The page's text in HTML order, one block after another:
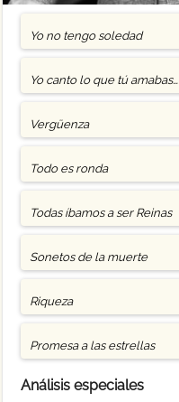
Yo no tengo soledad
Yo canto lo que tú amabas…
Vergüenza
Todo es ronda
Todas íbamos a ser Reinas
Sonetos de la muerte
Riqueza
Promesa a las estrellas
Análisis especiales